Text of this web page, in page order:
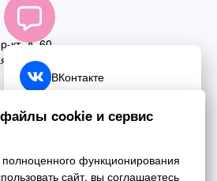
кт, д. 60
д. 59
ВКонтакте
Telegram
Обратный звонок
cookie и сервис
функционирования
сайт, вы соглашаетесь